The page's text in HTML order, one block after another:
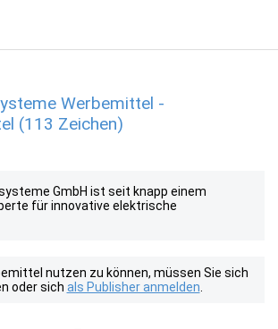
Werbemittel -
(113 Zeichen)
GmbH ist seit knapp einem
für innovative elektrische
nutzen zu können, müssen Sie sich
oder sich als Publisher anmelden